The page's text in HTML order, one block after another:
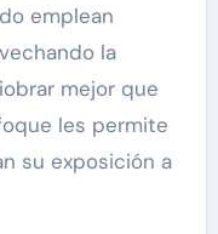
emplean
la
mejor que
les permite
su exposición a